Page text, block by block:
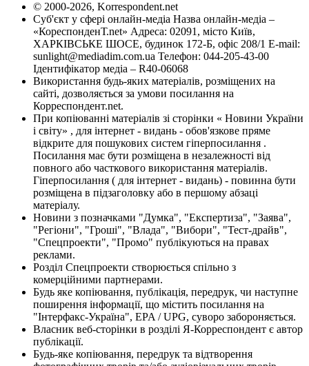
© 2000-2026, Korrespondent.net
Суб'єкт у сфері онлайн-медіа Назва онлайн-медіа –
«КореспонденТ.net» Адреса: 02091, місто Київ,
ХАРКІВСЬКЕ ШОСЕ, будинок 172-Б, офіс 208/1 E-mail:
sunlight@mediadim.com.ua Телефон: 044-205-43-00
Ідентифікатор медіа – R40-06068
Використання будь-яких матеріалів, розміщених на
сайті, дозволяється за умови посилання на
Корреспондент.net.
При копіюванні матеріалів зі сторінки « Новини України
і світу» , для інтернет - видань - обов'язкове пряме
відкрите для пошукових систем гіперпосилання .
Посилання має бути розміщена в незалежності від
повного або часткового використання матеріалів.
Гіперпосилання ( для інтернет - видань) - повинна бути
розміщена в підзаголовку або в першому абзаці
матеріалу.
Новини з позначками "Думка", "Експертиза", "Заява",
"Регіони", "Гроші", "Влада", "Вибори", "Тест-драйв",
"Спецпроекти", "Промо" публікуються на правах
реклами.
Розділ Спецпроекти створюється спільно з
комерційними партнерами.
Будь яке копіювання, публікація, передрук, чи наступне
поширення інформації, що містить посилання на
"Інтерфакс-Україна", EPA / UPG, суворо забороняється.
Власник веб-сторінки в розділі Я-Корреспондент є автор
публікації.
Будь-яке копіювання, передрук та відтворення